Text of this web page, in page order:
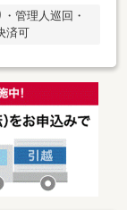
管理人巡回・
済可